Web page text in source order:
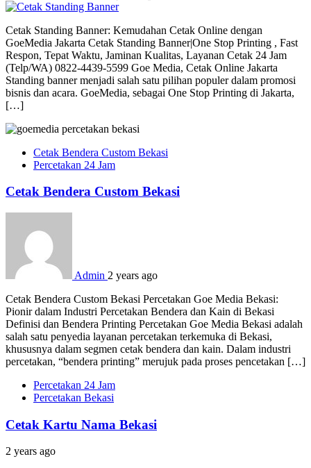
Cetak Standing Banner: Kemudahan Cetak Online dengan
GoeMedia Jakarta Cetak Standing Banner|One Stop Printing , Fast
Respon, Tepat Waktu, Jaminan Kualitas, Layanan Cetak 24 Jam
(Telp/WA) 0822-4439-5599 Goe Media, Cetak Online Jakarta
Standing banner menjadi salah satu pilihan populer dalam promosi
bisnis dan acara. GoeMedia, sebagai One Stop Printing di Jakarta,
[…]
Cetak Bendera Custom Bekasi
Percetakan 24 Jam
Cetak Bendera Custom Bekasi
Admin 2 years ago
Cetak Bendera Custom Bekasi Percetakan Goe Media Bekasi:
Pionir dalam Industri Percetakan Bendera dan Kain di Bekasi
Definisi dan Bendera Printing Percetakan Goe Media Bekasi adalah
salah satu penyedia layanan percetakan terkemuka di Bekasi,
khususnya dalam segmen cetak bendera dan kain. Dalam industri
percetakan, “bendera printing” merujuk pada proses pencetakan […]
Percetakan 24 Jam
Percetakan Bekasi
Cetak Kartu Nama Bekasi
2 years ago